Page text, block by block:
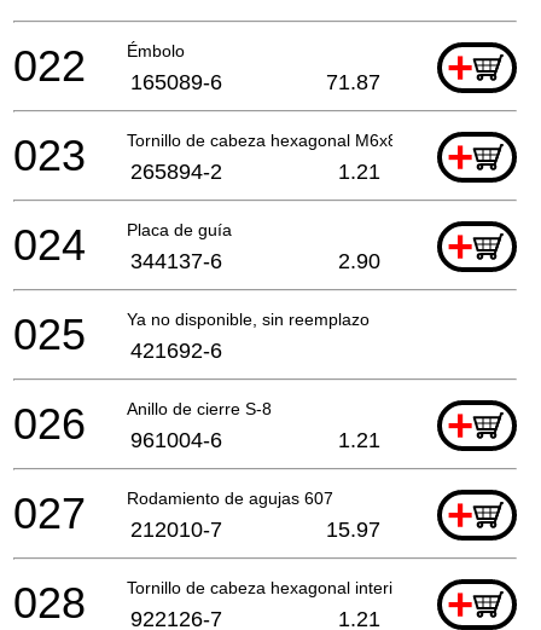
Émbolo +
022 165089-6 71.87
Tornillo de cabeza hexagonal M6x8 +
023 265894-2 1.21
Placa de guía +
024 344137-6 2.90
Ya no disponible, sin reemplazo
025 421692-6
Anillo de cierre S-8 +
026 961004-6 1.21
Rodamiento de agujas 607 +
027 212010-7 15.97
Tornillo de cabeza hexagonal interior M4x16
+
028 922126-7 1.21